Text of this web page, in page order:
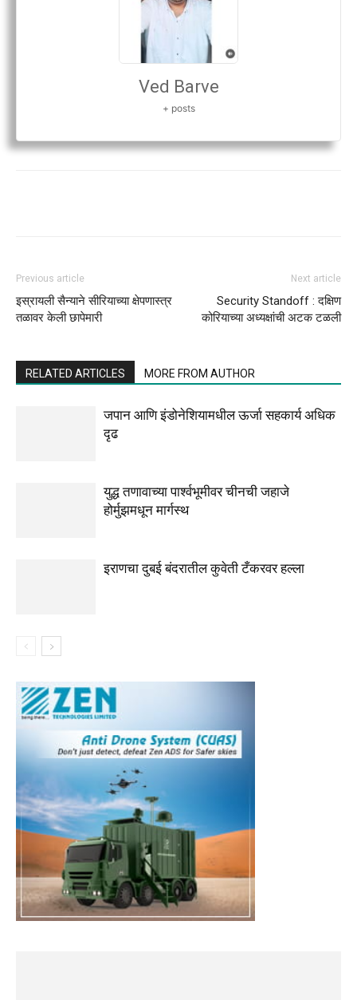
Ved Barve
+ posts
Previous article
इस्रायली सैन्याने सीरियाच्या क्षेपणास्त्र
तळावर केली छापेमारी
Next article
Security Standoff : दक्षिण
कोरियाच्या अध्यक्षांची अटक टळली
RELATED ARTICLES MORE FROM AUTHOR
जपान आणि इंडोनेशियामधील ऊर्जा सहकार्य अधिक
दृढ
युद्ध तणावाच्या पार्श्वभूमीवर चीनची जहाजे
होर्मुझमधून मार्गस्थ
इराणचा दुबई बंदरातील कुवेती टँकरवर हल्ला